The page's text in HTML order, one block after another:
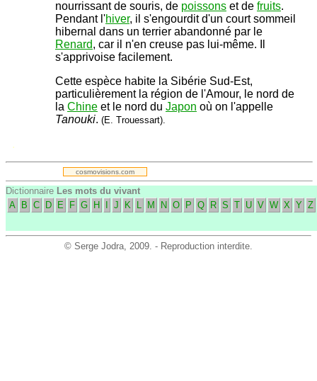
nourrissant de souris, de poissons et de fruits.
Pendant l'hiver, il s'engourdit d'un court sommeil
hibernal dans un terrier abandonné par le
Renard, car il n'en creuse pas lui-même. Il
s'apprivoise facilement.
Cette espèce habite la Sibérie Sud-Est,
particulièrement la région de l'Amour, le nord de
la Chine et le nord du Japon où on l'appelle
Tanouki. (E. Trouessart).
.
cosmovisions.com
Dictionnaire Les mots du vivant
A
B C D E F G H J K L M N O P Q R S T U V W X Y Z
© Serge Jodra, 2009. - Reproduction interdite.